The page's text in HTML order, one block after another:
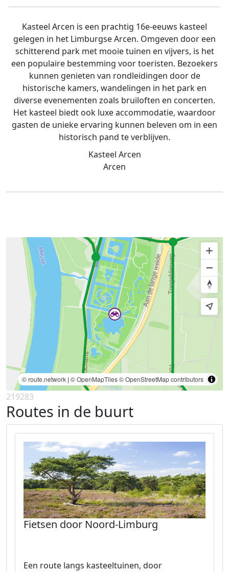
Kasteel Arcen is een prachtig 16e-eeuws kasteel
gelegen in het Limburgse Arcen. Omgeven door een
schitterend park met mooie tuinen en vijvers, is het
een populaire bestemming voor toeristen. Bezoekers
kunnen genieten van rondleidingen door de
historische kamers, wandelingen in het park en
diverse evenementen zoals bruiloften en concerten.
Het kasteel biedt ook luxe accommodatie, waardoor
gasten de unieke ervaring kunnen beleven om in een
historisch pand te verblijven.
Kasteel Arcen
Arcen
© route.network | © OpenMapTiles© OpenStreetMap contributors
219283
Routes in de buurt
Fietsen door Noord-Limburg
Een route langs kasteeltuinen, door